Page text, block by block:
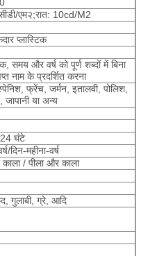
एम२;रात: 10cd/M2
प्लास्टिक
समय और वर्ष को पूर्ण शब्दों में बिना
नाम के प्रदर्शित करना
फ्रेंच, जर्मन, इतालवी, पोलिश,
या अन्य
घंटे
दिन-महीना-वर्ष
/ पीला और काला
गुलाबी, ग्रे, आदि